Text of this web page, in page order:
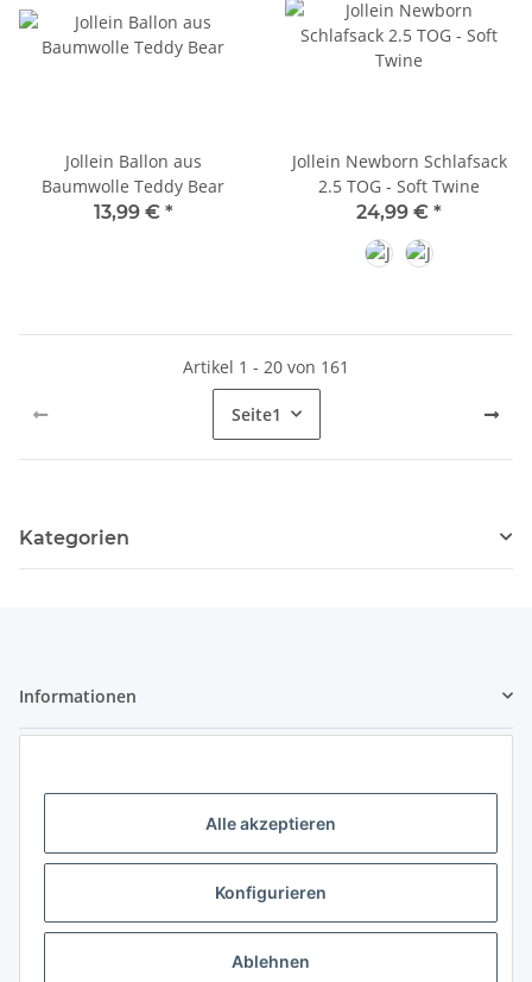
Alle akzeptieren
Konfigurieren
Ablehnen
Jollein Ballon aus
Baumwolle Teddy Bear
13,99 € *
Jollein Newborn Schlafsack
2.5 TOG - Soft Twine
24,99 € *
Artikel 1 - 20 von 161
Seite1
Kategorien
Informationen
Little Pippa - Inh. Philippa Bach
47269 Duisburg
E-Mail: hallo@littlepippa.de